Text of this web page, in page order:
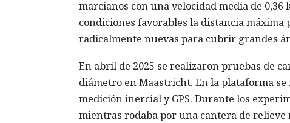
marcianos con una velocidad media de
condiciones favorables la distancia máxima
radicalmente nuevas para cubrir grandes
En abril de 2025 se realizaron pruebas de
diámetro en Maastricht. En la plataforma
medición inercial y GPS. Durante los
mientras rodaba por una cantera de